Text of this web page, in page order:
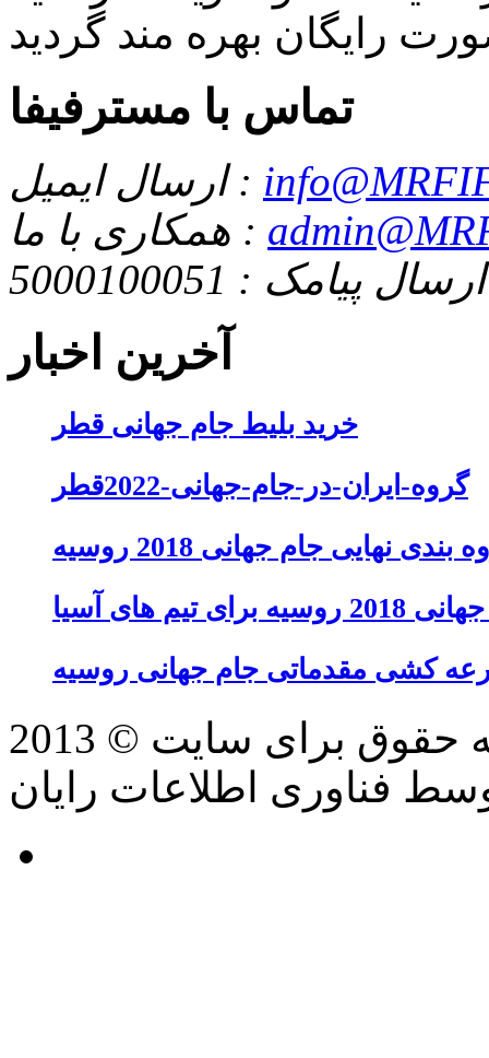
تماس با مسترفیفا
ارسال ایمیل :
همکاری با ما :
ارسال پیامک : 5000100051
آخرین اخبار
خرید بلیط جام جهانی قطر
گروه-ایران-در-جام-جهانی-2022قطر
بندی نهایی جام جهانی 2018 روسیه
های آسیا
کشی مقدماتی جام جهانی روسیه
فناوری اطلاعات رایان